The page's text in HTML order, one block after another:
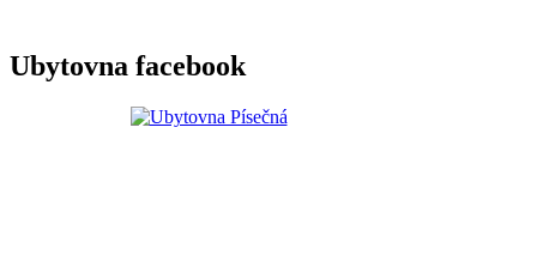
Ubytovna facebook